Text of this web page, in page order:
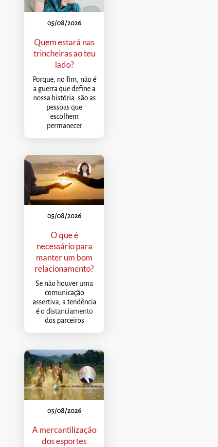
05/08/2026
Quem estará nas
trincheiras ao teu
lado?
Porque, no fim, não é
a guerra que define a
nossa história: são as
pessoas que
escolhem
permanecer
05/08/2026
O que é
necessário para
manter um bom
relacionamento?
Se não houver uma
comunicação
assertiva, a tendência
é o distanciamento
dos parceiros
05/08/2026
A mercantilização
dos esportes